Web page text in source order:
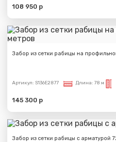
108 950 р
Забор из сетки рабицы на
Артикул: S136E2877 Длина: 78 м
145 300 р
Забор из сетки рабицы с арматурой